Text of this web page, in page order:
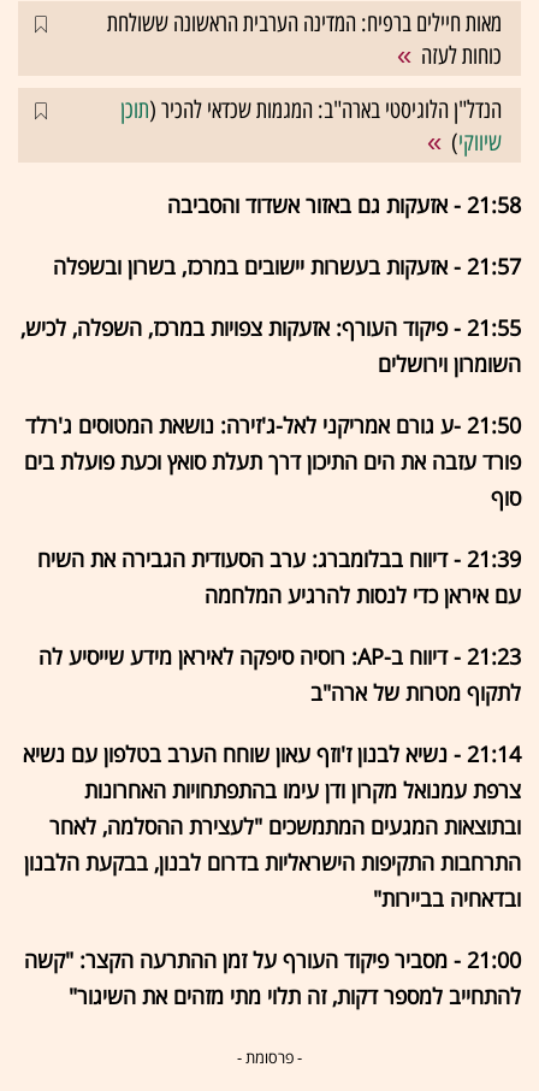
מאות חיילים ברפיח: המדינה הערבית הראשונה ששולחת
כוחות לעזה
הנדל"ן הלוגיסטי בארה"ב: המגמות שכדאי להכיר (תוכן
שיווקי)
21:58 - אזעקות גם באזור אשדוד והסביבה
21:57 - אזעקות בעשרות יישובים במרכז, בשרון ובשפלה
21:55 - פיקוד העורף: אזעקות צפויות במרכז, השפלה, לכיש,
השומרון וירושלים
21:50 -ע גורם אמריקני לאל-ג'זירה: נושאת המטוסים ג'רלד
פורד עזבה את הים התיכון דרך תעלת סואץ וכעת פועלת בים
סוף
21:39 - דיווח בבלומברג: ערב הסעודית הגבירה את השיח
עם איראן כדי לנסות להרגיע המלחמה
21:23 - דיווח ב-AP: רוסיה סיפקה לאיראן מידע שייסיע לה
לתקוף מטרות של ארה"ב
21:14 - נשיא לבנון ז'וזף עאון שוחח הערב בטלפון עם נשיא
צרפת עמנואל מקרון ודן עימו בהתפתחויות האחרונות
ובתוצאות המגעים המתמשכים "לעצירת ההסלמה, לאחר
התרחבות התקיפות הישראליות בדרום לבנון, בבקעת הלבנון
ובדאחיה בביירות"
21:00 - מסביר פיקוד העורף על זמן ההתרעה הקצר: "קשה
להתחייב למספר דקות, זה תלוי מתי מזהים את השיגור"
- פרסומת -